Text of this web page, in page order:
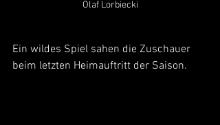
Olaf Lorbiecki
Ein wildes Spiel sahen die Zuschauer
beim letzten Heimauftritt der Saison.